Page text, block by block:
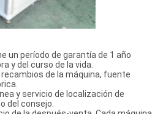
un período de garantía de 1 año
y del curso de la vida.
de la máquina, fuente
y servicio de localización de
del consejo.